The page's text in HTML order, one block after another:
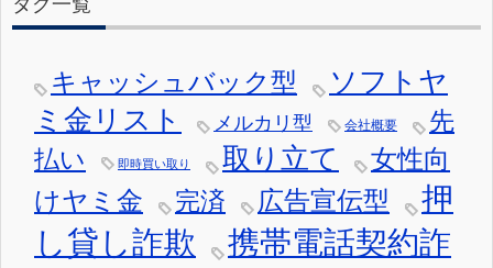
タグ一覧
キャッシュバック型
ソフトヤ
ミ金リスト
メルカリ型 会社概要
先
払い
即時買い取り 取り立て
女性向
けヤミ金
完済 広告宣伝型
押
し貸し詐欺
携帯電話契約詐